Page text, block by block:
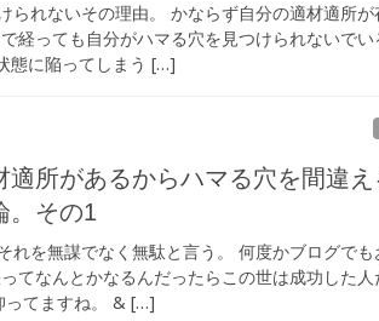
られないその理由。 かならず自分の適材適所
経っても自分がハマる穴を見つけられないで
態に陥ってしまう […]
適所があるからハマる穴を間違
。その1
れを無謀でなく無駄と言う。 何度かブログでも
てなんとかなるんだったらこの世は成功した人
ってますね。 & […]